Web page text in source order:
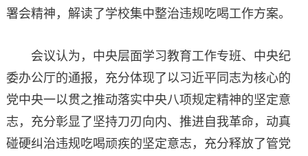
署会精神，解读了学校集中整治违规吃喝工作方案。
会议认为，中央层面学习教育工作专班、中央纪
委办公厅的通报，充分体现了以习近平同志为核心的
党中央一以贯之推动落实中央八项规定精神的坚定意
志，充分彰显了坚持刀刃向内、推进自我革命，动真
碰硬纠治违规吃喝顽疾的坚定意志，充分释放了管党